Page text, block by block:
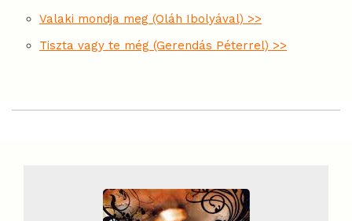
Valaki mondja meg (Oláh Ibolyával) >>
Tiszta vagy te még (Gerendás Péterrel) >>